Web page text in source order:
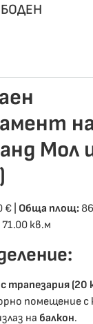
Мол
| Обща площ:
71.00 кв.м
трапезария (20
помещение с
на балкон.